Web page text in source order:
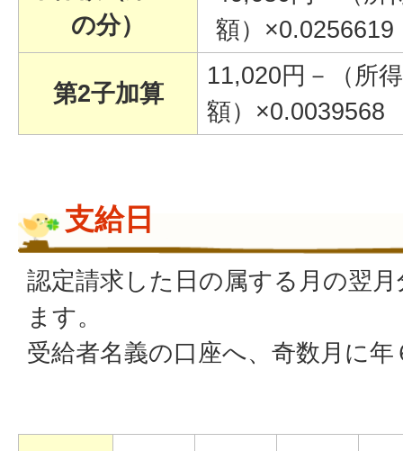
の分）
額）×0.0256619
第2子加算
11,020円－（所
額）×0.0039568
支給日
認定請求した日の属する月の翌
ます。
受給者名義の口座へ、奇数月に